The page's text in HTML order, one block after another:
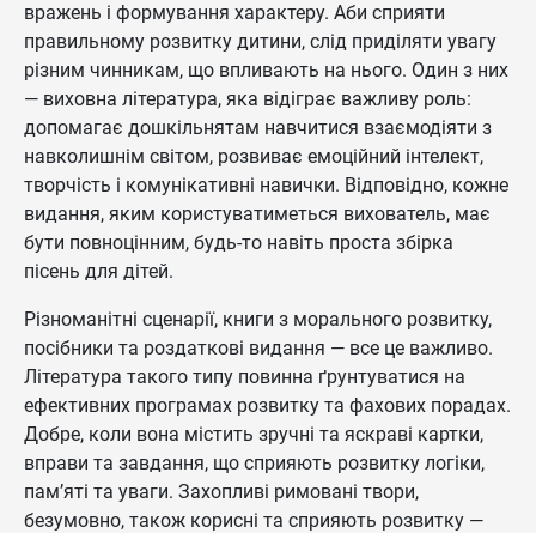
вражень і формування характеру. Аби сприяти
правильному розвитку дитини, слід приділяти увагу
різним чинникам, що впливають на нього. Один з них
— виховна література, яка відіграє важливу роль:
допомагає дошкільнятам навчитися взаємодіяти з
навколишнім світом, розвиває емоційний інтелект,
творчість і комунікативні навички. Відповідно, кожне
видання, яким користуватиметься вихователь, має
бути повноцінним, будь-то навіть проста збірка
пісень для дітей.
Різноманітні сценарії, книги з морального розвитку,
посібники та роздаткові видання — все це важливо.
Література такого типу повинна ґрунтуватися на
ефективних програмах розвитку та фахових порадах.
Добре, коли вона містить зручні та яскраві картки,
вправи та завдання, що сприяють розвитку логіки,
пам’яті та уваги. Захопливі римовані твори,
безумовно, також корисні та сприяють розвитку —